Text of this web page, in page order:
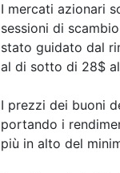
I mercati azionari
sessioni di
stato guidato dal
al di sotto di 28$
I prezzi dei buoni
portando i
più in alto del